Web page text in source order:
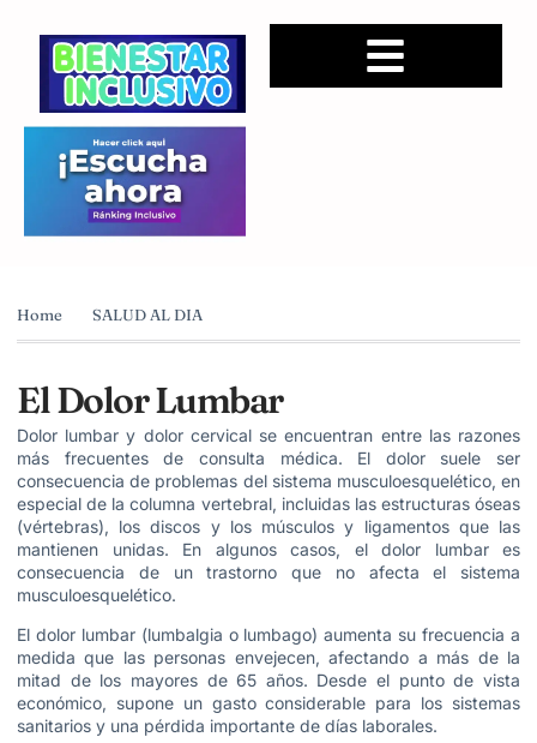
Home SALUD AL DIA
El Dolor Lumbar
Dolor lumbar y dolor cervical se encuentran entre las razones
más frecuentes de consulta médica. El dolor suele ser
consecuencia de problemas del sistema musculoesquelético, en
especial de la columna vertebral, incluidas las estructuras óseas
(vértebras), los discos y los músculos y ligamentos que las
mantienen unidas. En algunos casos, el dolor lumbar es
consecuencia de un trastorno que no afecta el sistema
musculoesquelético.
El dolor lumbar (lumbalgia o lumbago) aumenta su frecuencia a
medida que las personas envejecen, afectando a más de la
mitad de los mayores de 65 años. Desde el punto de vista
económico, supone un gasto considerable para los sistemas
sanitarios y una pérdida importante de días laborales.